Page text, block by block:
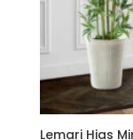
Lemari Hias